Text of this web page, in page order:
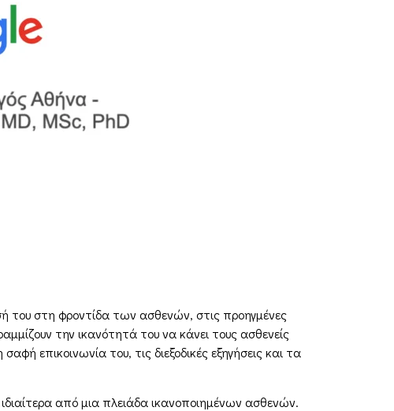
στη φροντίδα των ασθενών, στις προηγμένες
την ικανότητά του να κάνει τους ασθενείς
επικοινωνία του, τις διεξοδικές εξηγήσεις και τα
από μια πλειάδα ικανοποιημένων ασθενών.